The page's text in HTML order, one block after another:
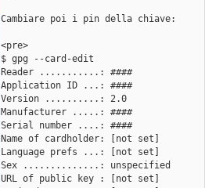
Cambiare poi i pin della chiave:
<pre>
$ gpg --card-edit
Reader ...........: ####
Application ID ...: ####
Version ..........: 2.0
Manufacturer .....: ####
Serial number ....: ####
Name of cardholder: [not set]
Language prefs ...: [not set]
Sex ..............: unspecified
URL of public key : [not set]